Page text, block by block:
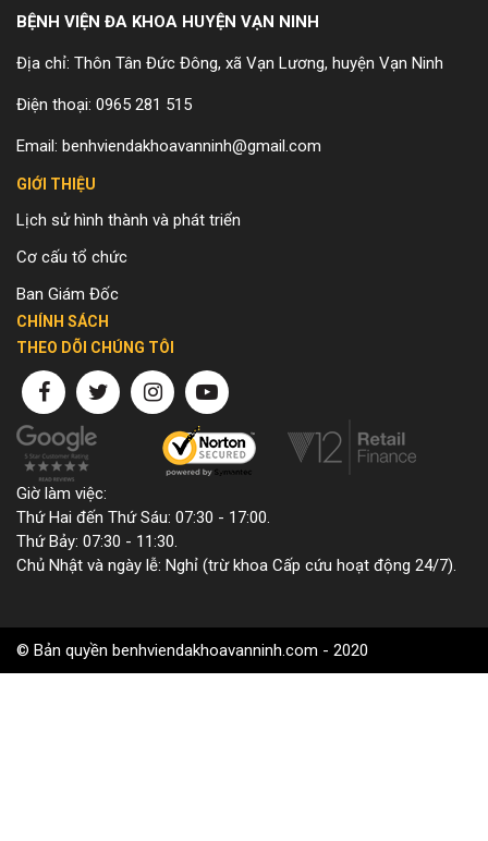
BỆNH VIỆN ĐA KHOA HUYỆN VẠN NINH
Địa chỉ: Thôn Tân Đức Đông, xã Vạn Lương, huyện Vạn Ninh
Điện thoại: 0965 281 515
Email: benhviendakhoavanninh@gmail.com
GIỚI THIỆU
Lịch sử hình thành và phát triển
Cơ cấu tổ chức
Ban Giám Đốc
CHÍNH SÁCH
THEO DÕI CHÚNG TÔI
Giờ làm việc:
Thứ Hai đến Thứ Sáu: 07:30 - 17:00.
Thứ Bảy: 07:30 - 11:30.
Chủ Nhật và ngày lễ: Nghỉ (trừ khoa Cấp cứu hoạt động 24/7).
© Bản quyền benhviendakhoavanninh.com - 2020